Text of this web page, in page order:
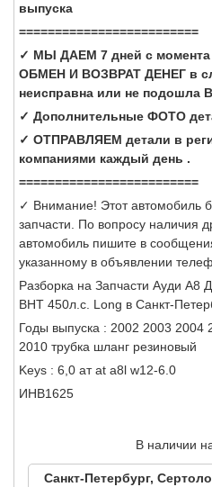
выпуска
=========================
✓ МЫ ДАЕМ 7 дней с момента
ОБМЕН И ВОЗВРАТ ДЕНЕГ в
неисправна или не подошла
✓ Дополнительные ФОТО
✓ ОТПРАВЛЯЕМ детали в
компаниями каждый день .
=========================
✓ Внимание! Этот автомобиль
запчасти. По вопросу наличия
автомобиль пишите в
указанному в объявлении
Разборка на Запчасти Ауди
BHT 450л.с. Long в Санкт-
Годы выпуска : 2002 2003 2004
2010 трубка шланг резиновый
Keys : 6,0 ат at a8l w12-6.0
ИНВ1625
В наличии
Санкт-Петербург,